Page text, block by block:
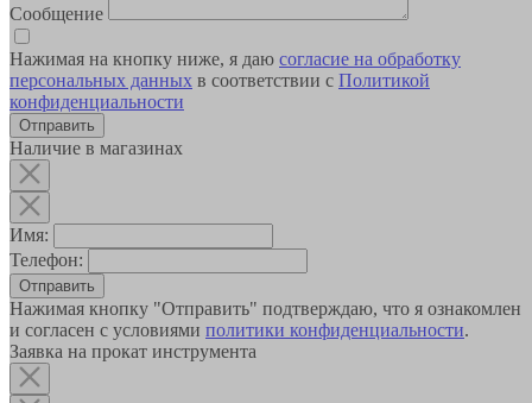
Сообщение
Нажимая на кнопку ниже, я даю согласие на обработку
персональных данных в соответствии с Политикой
конфиденциальности
Наличие в магазинах
Имя:
Телефон:
Отправить
Нажимая кнопку "Отправить" подтверждаю, что я ознакомлен
и согласен с условиями политики конфиденциальности.
Заявка на прокат инструмента